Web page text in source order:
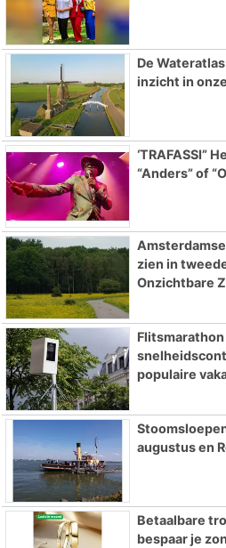
De
inzicht in
‘TRAFASSI”
“Anders” of
zien in
Onzichtbare
populaire
augustus en
Betaalbare
bespaar je